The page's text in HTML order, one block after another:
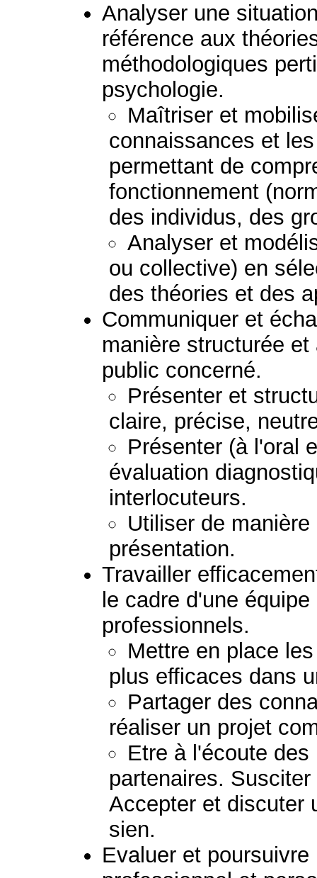
Analyser une
référence aux
méthodologiques
psychologie.
Maîtriser et
connaissances et
permettant de
fonctionnement
des individus, des
Analyser et
ou collective) en
des théories et des
Communiquer et
manière structurée
public concerné.
Présenter et
claire, précise,
Présenter (à l'oral
évaluation
interlocuteurs.
Utiliser de
présentation.
Travailler
le cadre d'une
professionnels.
Mettre en place
plus efficaces dans
Partager des
réaliser un projet
Etre à l'écoute
partenaires.
Accepter et discuter
sien.
Evaluer et